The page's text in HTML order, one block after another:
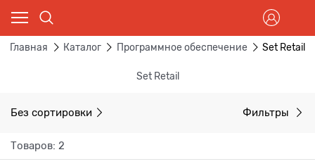
Главная Каталог Программное обеспечение Set Retail
Set Retail
Без сортировки Фильтры
Товаров: 2